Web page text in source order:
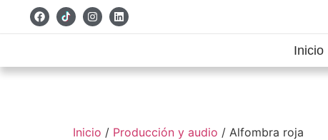
Inicio
Inicio / Producción y audio / Alfombra roja